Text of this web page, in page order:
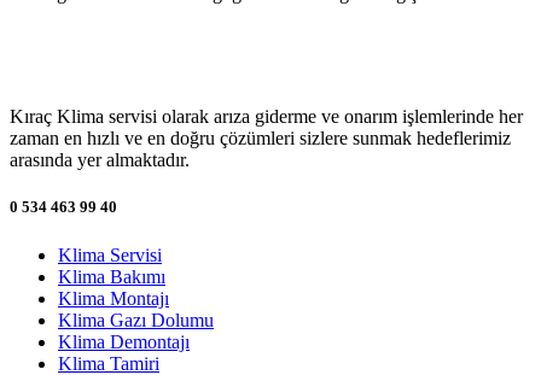
Kıraç Klima servisi olarak arıza giderme ve onarım işlemlerinde her
zaman en hızlı ve en doğru çözümleri sizlere sunmak hedeflerimiz
arasında yer almaktadır.
0 534 463 99 40
Klima Servisi
Klima Bakımı
Klima Montajı
Klima Gazı Dolumu
Klima Demontajı
Klima Tamiri